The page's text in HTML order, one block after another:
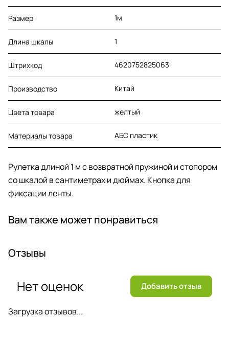
Размер 1м
Длина шкалы 1
Штрихкод 4620752825063
Производство Китай
Цвета товара желтый
Материалы товара АБС пластик
Рулетка длиной 1 м с возвратной пружиной и стопором
со шкалой в сантиметрах и дюймах. Кнопка для
фиксации ленты.
Вам также может понравиться
Отзывы
Загрузка отзывов...
Нет оценок Добавить отзыв